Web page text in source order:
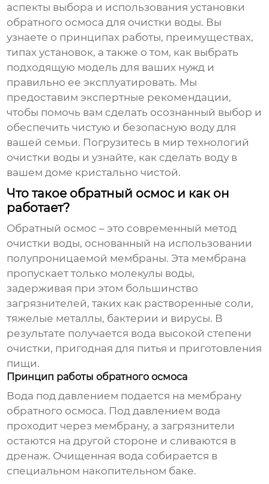
аспекты выбора и использованияустановки
обратного осмоса для очистки воды. Вы
узнаете о принципах работы, преимуществах,
типах установок, а также о том, как выбрать
подходящую модель для ваших нужд и
правильно ее эксплуатировать. Мы
предоставим экспертные рекомендации,
чтобы помочь вам сделать осознанный выбор и
обеспечить чистую и безопасную воду для
вашей семьи. Погрузитесь в мир технологий
очистки воды и узнайте, как сделать воду в
вашем доме кристально чистой.
Что такое обратный осмос и как он
работает?
Обратный осмос – это современный метод
очистки воды, основанный на использовании
полупроницаемой мембраны. Эта мембрана
пропускает только молекулы воды,
задерживая при этом большинство
загрязнителей, таких как растворенные соли,
тяжелые металлы, бактерии и вирусы. В
результате получается вода высокой степени
очистки, пригодная для питья и приготовления
пищи.
Принцип работы обратного осмоса
Вода под давлением подается на мембрану
обратного осмоса. Под давлением вода
проходит через мембрану, а загрязнители
остаются на другой стороне и сливаются в
дренаж. Очищенная вода собирается в
специальном накопительном баке.